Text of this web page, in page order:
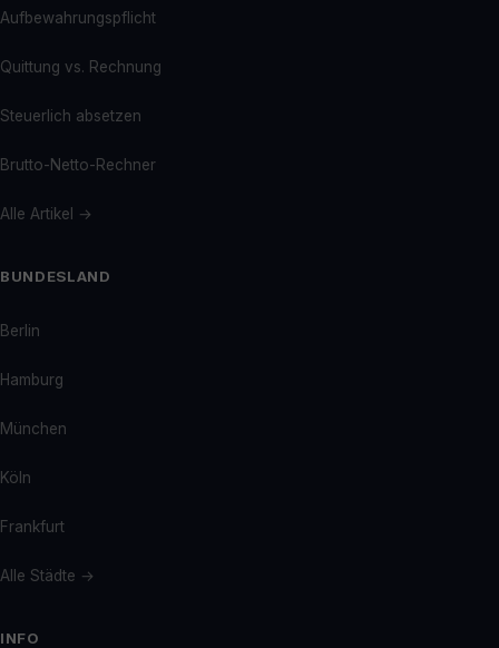
Aufbewahrungspflicht
Quittung vs. Rechnung
Steuerlich absetzen
Brutto-Netto-Rechner
Alle Artikel →
BUNDESLAND
Berlin
Hamburg
München
Köln
Frankfurt
Alle Städte →
INFO